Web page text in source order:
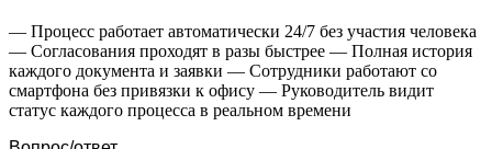
— Процесс работает автоматически 24/7 без участия человека
— Согласования проходят в разы быстрее — Полная история
каждого документа и заявки — Сотрудники работают со
смартфона без привязки к офису — Руководитель видит
статус каждого процесса в реальном времени